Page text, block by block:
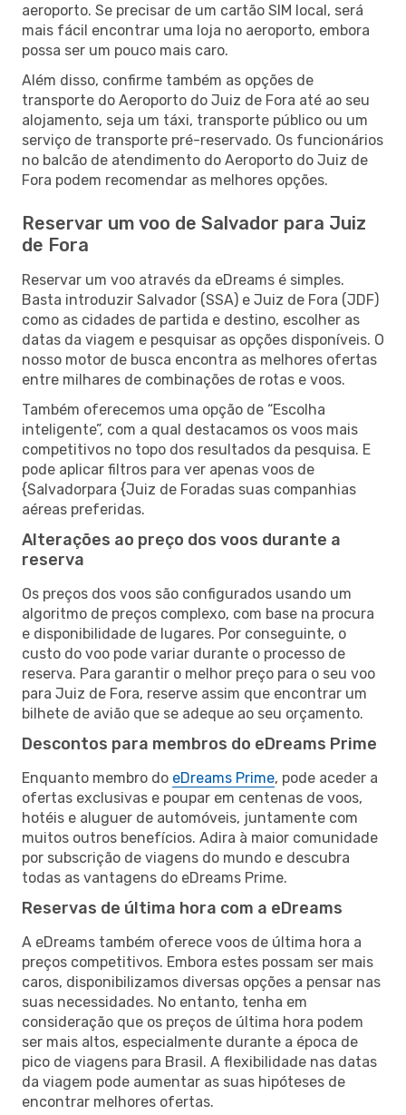
aeroporto. Se precisar de um cartão SIM local, será
mais fácil encontrar uma loja no aeroporto, embora
possa ser um pouco mais caro.
Além disso, confirme também as opções de
transporte do Aeroporto do Juiz de Fora até ao seu
alojamento, seja um táxi, transporte público ou um
serviço de transporte pré-reservado. Os funcionários
no balcão de atendimento do Aeroporto do Juiz de
Fora podem recomendar as melhores opções.
Reservar um voo de Salvador para Juiz
de Fora
Reservar um voo através da eDreams é simples.
Basta introduzir Salvador (SSA) e Juiz de Fora (JDF)
como as cidades de partida e destino, escolher as
datas da viagem e pesquisar as opções disponíveis. O
nosso motor de busca encontra as melhores ofertas
entre milhares de combinações de rotas e voos.
Também oferecemos uma opção de “Escolha
inteligente”, com a qual destacamos os voos mais
competitivos no topo dos resultados da pesquisa. E
pode aplicar filtros para ver apenas voos de
{Salvadorpara {Juiz de Foradas suas companhias
aéreas preferidas.
Alterações ao preço dos voos durante a
reserva
Os preços dos voos são configurados usando um
algoritmo de preços complexo, com base na procura
e disponibilidade de lugares. Por conseguinte, o
custo do voo pode variar durante o processo de
reserva. Para garantir o melhor preço para o seu voo
para Juiz de Fora, reserve assim que encontrar um
bilhete de avião que se adeque ao seu orçamento.
Descontos para membros do eDreams Prime
Enquanto membro do eDreams Prime, pode aceder a
ofertas exclusivas e poupar em centenas de voos,
hotéis e aluguer de automóveis, juntamente com
muitos outros benefícios. Adira à maior comunidade
por subscrição de viagens do mundo e descubra
todas as vantagens do eDreams Prime.
Reservas de última hora com a eDreams
A eDreams também oferece voos de última hora a
preços competitivos. Embora estes possam ser mais
caros, disponibilizamos diversas opções a pensar nas
suas necessidades. No entanto, tenha em
consideração que os preços de última hora podem
ser mais altos, especialmente durante a época de
pico de viagens para Brasil. A flexibilidade nas datas
da viagem pode aumentar as suas hipóteses de
encontrar melhores ofertas.